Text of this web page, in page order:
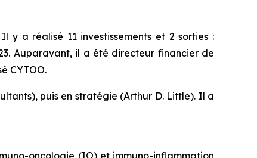
y a réalisé 11 investissements et 2 sorties :
Auparavant, il a été directeur financier de
CYTOO.
puis en stratégie (Arthur D. Little). Il a
oncologie (IO) et immuno-inflammation